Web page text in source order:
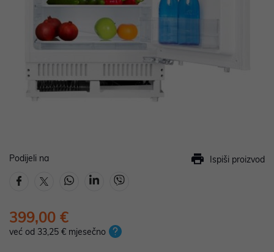
Podijeli na Ispiši proizvod
399,00 €
već od 33,25 € mjesečno